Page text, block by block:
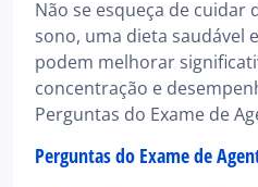
Não se esqueça de cuidar
sono, uma dieta saudável
podem melhorar
concentração e
Perguntas do Exame de
Perguntas do Exame de